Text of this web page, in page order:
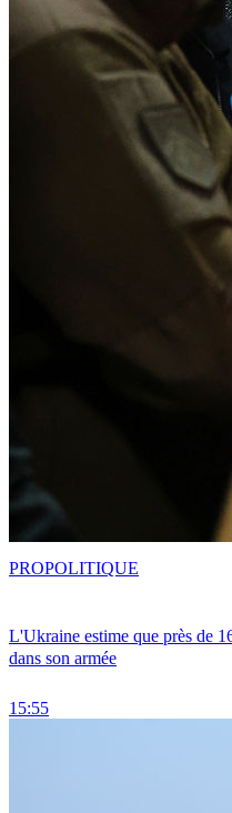
L'Ukraine estime que près de
dans son armée
15:55
PROPOLITIQUE